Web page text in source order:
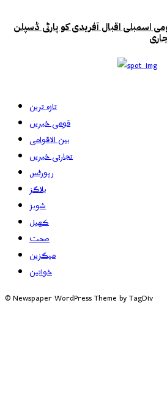
اسمبلی اقبال آفریدی کو پارٹی ڈسپلن
تازہ ترین
قومی خبریں
بین الاقوامی
تجارتی خبریں
رپورٹس
بلاگز
شوبز
کھیل
صحت
میگزین
خواتین
© Newspaper WordPress Theme by TagDiv